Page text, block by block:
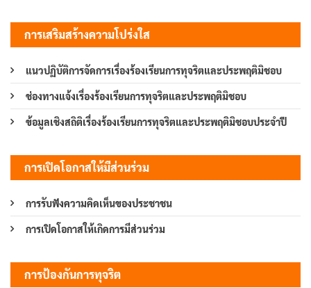
การเสริมสร้างความโปร่งใส
แนวปฏิบัติการจัดการเรื่องร้องเรียนการทุจริตและประพฤติมิชอบ
ช่องทางแจ้งเรื่องร้องเรียนการทุจริตและประพฤติมิชอบ
ข้อมูลเชิงสถิติเรื่องร้องเรียนการทุจริตและประพฤติมิชอบประจำปี
การเปิดโอกาสให้มีส่วนร่วม
การรับฟังความคิดเห็นของประชาชน
การเปิดโอกาสให้เกิดการมีส่วนร่วม
การป้องกันการทุจริต